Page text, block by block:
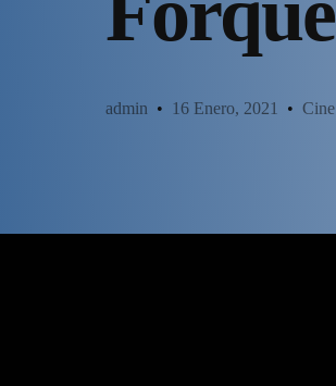
admin 16 Enero, 2021 Cine